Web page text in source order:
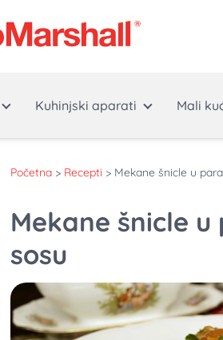
Kuhinjski aparati Mali
Početna > Recepti > Mekane šnicle u
Mekane šnicle
sosu